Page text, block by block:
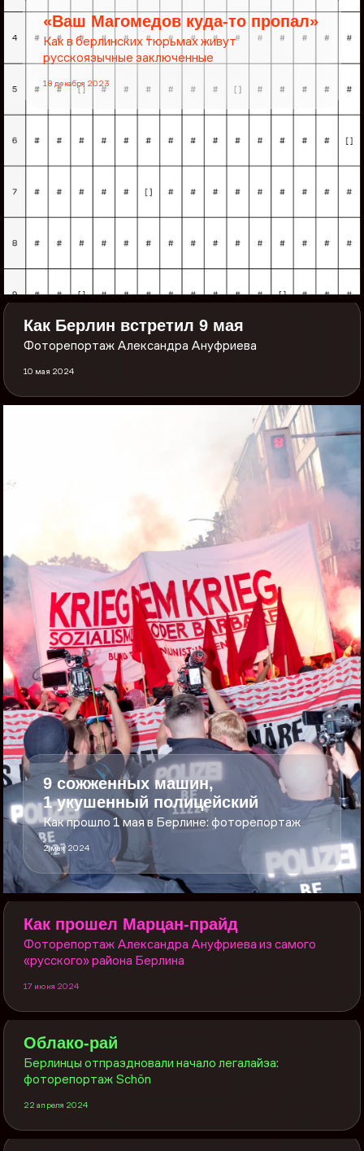
«Ваш Магомедов куда-то пропал»
Как в берлинских тюрьмах живут
русскоязычные заключенные
18 декабря 2023
Как Берлин встретил 9 мая
Фоторепортаж Александра Ануфриева
10 мая 2024
9 сожженных машин,
1 укушенный полицейский
Как прошло 1 мая в Берлине: фоторепортаж
2 мая 2024
Как прошел Марцан-прайд
Фоторепортаж Александра Ануфриева из самого
«русского» района Берлина
17 июня 2024
Облако-рай
Берлинцы отпраздновали начало легалайза:
фоторепортаж Schön
22 апреля 2024